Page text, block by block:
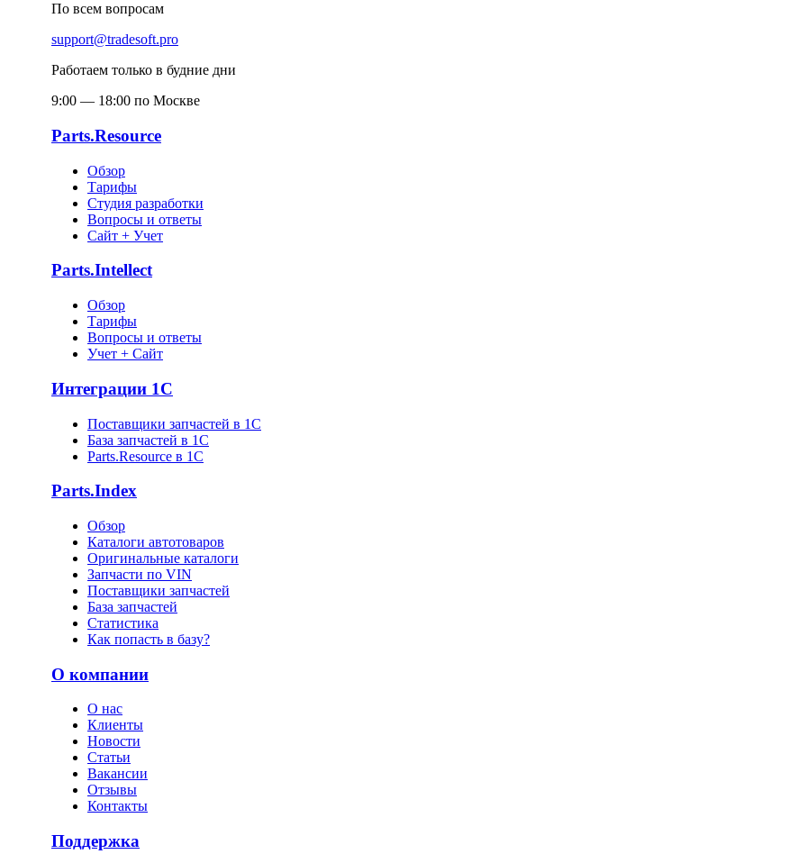
По всем вопросам
support@tradesoft.pro
Работаем только в будние дни
9:00 — 18:00 по Москве
Parts.Resource
Обзор
Тарифы
Студия разработки
Вопросы и ответы
Сайт + Учет
Parts.Intellect
Обзор
Тарифы
Вопросы и ответы
Учет + Сайт
Интеграции 1С
Поставщики запчастей в 1C
База запчастей в 1С
Parts.Resource в 1C
Parts.Index
Обзор
Каталоги автотоваров
Оригинальные каталоги
Запчасти по VIN
Поставщики запчастей
База запчастей
Статистика
Как попасть в базу?
О компании
О нас
Клиенты
Новости
Статьи
Вакансии
Отзывы
Контакты
Поддержка